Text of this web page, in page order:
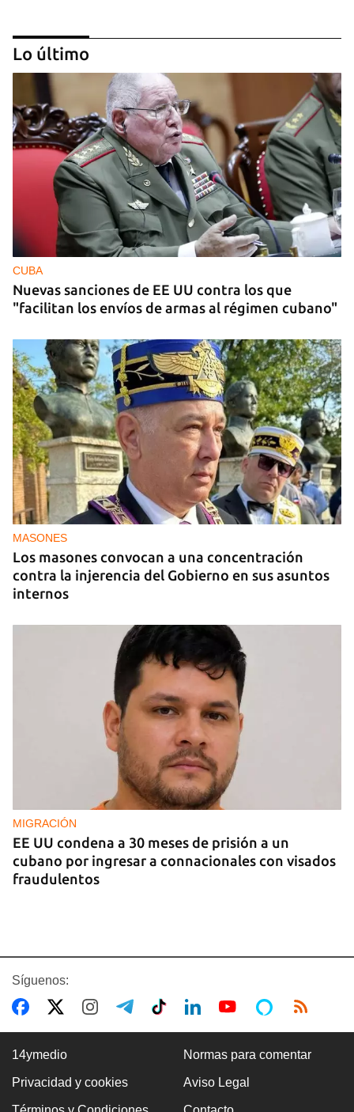
La hija de un diplomático castrista expulsado de
EE UU en 2003 está bajo custodia del ICE
Lo último
CUBA
Nuevas sanciones de EE UU contra los que
"facilitan los envíos de armas al régimen cubano"
MASONES
Los masones convocan a una concentración
contra la injerencia del Gobierno en sus asuntos
internos
MIGRACIÓN
EE UU condena a 30 meses de prisión a un
cubano por ingresar a connacionales con visados
fraudulentos
FOTO DEL DÍA
Síguenos:
14ymedio Normas para comentar
Privacidad y cookies Aviso Legal